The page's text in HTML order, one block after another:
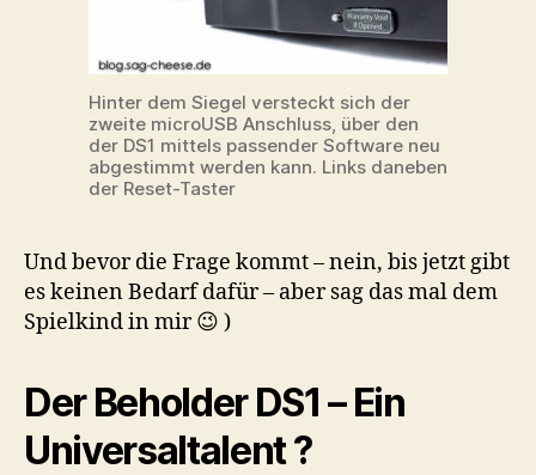
Hinter dem Siegel versteckt sich der
zweite microUSB Anschluss, über den
der DS1 mittels passender Software neu
abgestimmt werden kann. Links daneben
der Reset-Taster
Und bevor die Frage kommt – nein, bis jetzt gibt
es keinen Bedarf dafür – aber sag das mal dem
Spielkind in mir 😉 )
Der Beholder DS1 – Ein
Universaltalent ?